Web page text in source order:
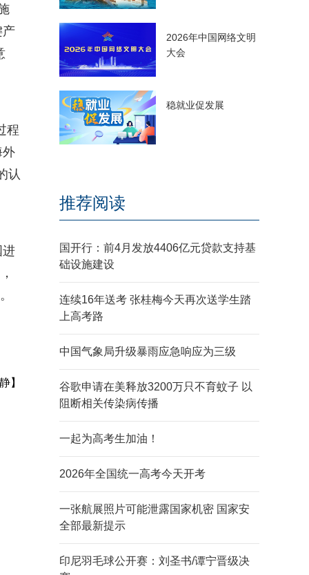
产
程
外
认
进
】
2026年中国网络文明
大会
稳就业促发展
推荐阅读
国开行：前4月发放4406亿元贷款支持基
础设施建设
连续16年送考 张桂梅今天再次送学生踏
上高考路
中国气象局升级暴雨应急响应为三级
谷歌申请在美释放3200万只不育蚊子 以
阻断相关传染病传播
一起为高考生加油！
2026年全国统一高考今天开考
一张航展照片可能泄露国家机密 国家安
全部最新提示
印尼羽毛球公开赛：刘圣书/谭宁晋级决